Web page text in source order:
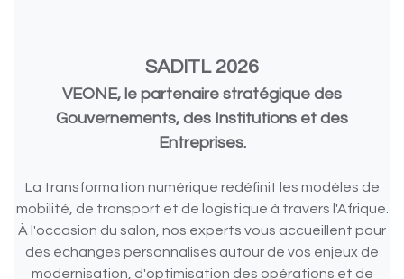
SADITL 2026
VEONE, le partenaire stratégique des
Gouvernements, des Institutions et des
Entreprises.
La transformation numérique redéfinit les modèles de
mobilité, de transport et de logistique à travers l'Afrique.
À l'occasion du salon, nos experts vous accueillent pour
des échanges personnalisés autour de vos enjeux de
modernisation, d'optimisation des opérations et de